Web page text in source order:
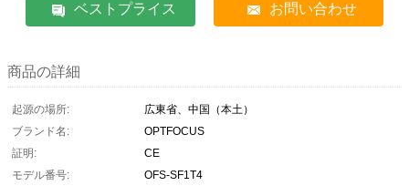
ベストプライス お問い合わせ
商品の詳細
起源の場所:
広東省、中国（本土）
ブランド名:
OPTFOCUS
証明:
CE
モデル番号:
OFS-SF1T4